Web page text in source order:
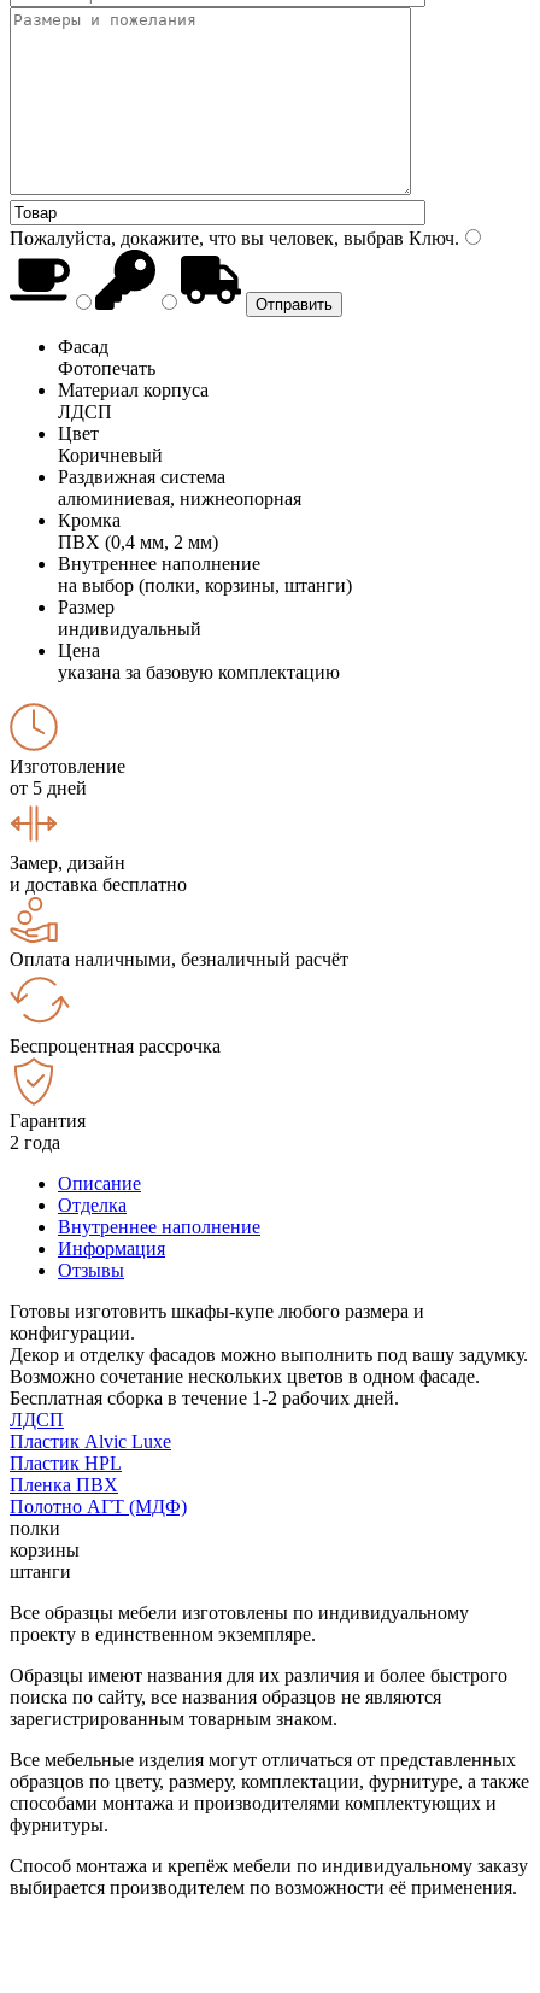
Пожалуйста, докажите, что вы человек, выбрав Ключ.
Фасад
Фотопечать
Материал корпуса
ЛДСП
Цвет
Коричневый
Раздвижная система
алюминиевая, нижнеопорная
Кромка
ПВХ (0,4 мм, 2 мм)
Внутреннее наполнение
на выбор (полки, корзины, штанги)
Размер
индивидуальный
Цена
указана за базовую комплектацию
Изготовление
от 5 дней
Замер, дизайн
и доставка бесплатно
Оплата наличными, безналичный расчёт
Беспроцентная рассрочка
Гарантия
2 года
Описание
Отделка
Внутреннее наполнение
Информация
Отзывы
Готовы изготовить шкафы-купе любого размера и
конфигурации.
Декор и отделку фасадов можно выполнить под вашу задумку.
Возможно сочетание нескольких цветов в одном фасаде.
Бесплатная сборка в течение 1-2 рабочих дней.
ЛДСП
Пластик Alvic Luxe
Пластик HPL
Пленка ПВХ
Полотно АГТ (МДФ)
полки
корзины
штанги
Все образцы мебели изготовлены по индивидуальному
проекту в единственном экземпляре.
Образцы имеют названия для их различия и более быстрого
поиска по сайту, все названия образцов не являются
зарегистрированным товарным знаком.
Все мебельные изделия могут отличаться от представленных
образцов по цвету, размеру, комплектации, фурнитуре, а также
способами монтажа и производителями комплектующих и
фурнитуры.
Способ монтажа и крепёж мебели по индивидуальному заказу
выбирается производителем по возможности её применения.